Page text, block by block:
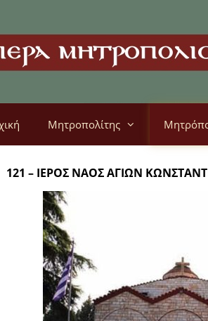
Μητροπολίτης
121 – ΙΕΡΟΣ ΝΑΟΣ ΑΓΙΩΝ